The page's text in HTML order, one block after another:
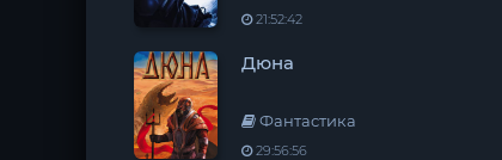
21:52:42
Дюна
Фантастика
29:56:56